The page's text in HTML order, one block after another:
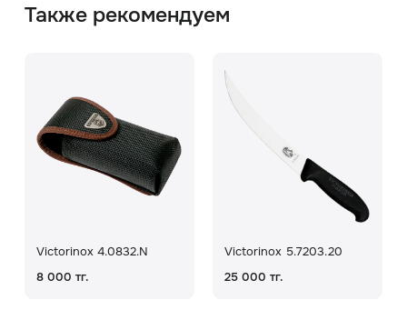
Также рекомендуем
Victorinox 4.0832.N
8 000 тг.
Victorinox 5.7203.20
25 000 тг.